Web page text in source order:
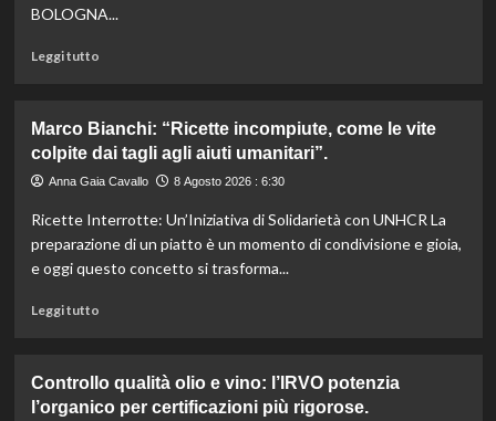
il
BOLOGNA...
Leggi tuttoLeggi
Emilia-
Romagna
investe
milioni
per
valorizzare
Marco Bianchi: “Ricette incompiute, come le vite
colpite dai tagli agli aiuti umanitari”.
Anna Gaia Cavallo 8 Agosto 2026 : 6:30
Ricette Interrotte: Un’Iniziativa di Solidarietà con UNHCR La
preparazione di un piatto è un momento di condivisione e gioia,
e oggi questo concetto si trasforma...
Leggi tuttoLeggi
Marco
Bianchi:
Controllo qualità olio e vino: l’IRVO potenzia
l’organico per certificazioni più rigorose.